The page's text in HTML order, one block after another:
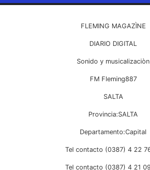
FLEMING MAGAZÌNE
DIARIO DIGITAL
Sonido y musicalizaciòn
FM Fleming887
SALTA
Provincia:SALTA
Departamento:Capital
Tel contacto (0387) 4 22
Tel contacto (0387) 4 21